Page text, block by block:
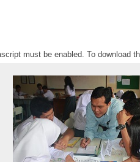
must be enabled. To download